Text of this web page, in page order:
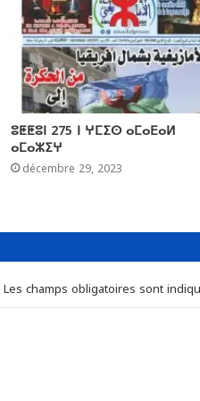
ⵓⵟⵟⵓⵏ 275 ⵏ ⵖⵎⵉⵙ ⴰⵎⴰⴹⴰⵍ
ⴰⵎⴰⵣⵉⵖ
décembre 29, 2023
Les champs obligatoires sont